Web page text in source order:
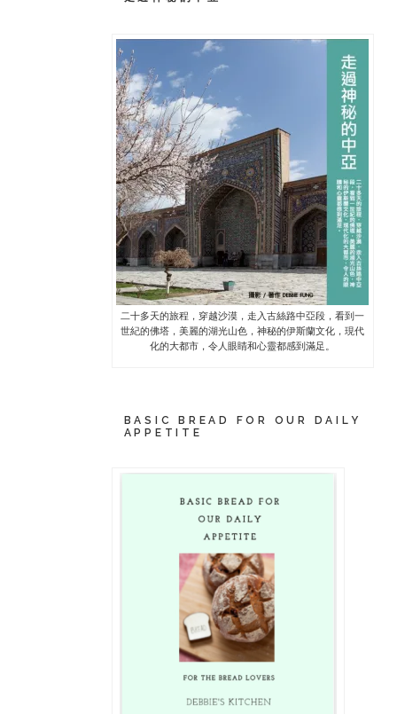
二十多天的旅程，穿越沙漠，走入古絲路中亞段，看到一
世紀的佛塔，美麗的湖光山色，神秘的伊斯蘭文化，現代
化的大都市，令人眼睛和心靈都感到滿足。
BASIC BREAD FOR OUR DAILY
APPETITE